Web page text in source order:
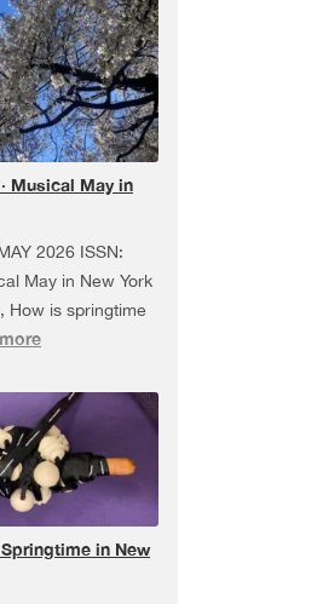
Musical May in
2026 ISSN:
May in New York
How is springtime
:
2026#2
·
Musical
May
in
New
in New